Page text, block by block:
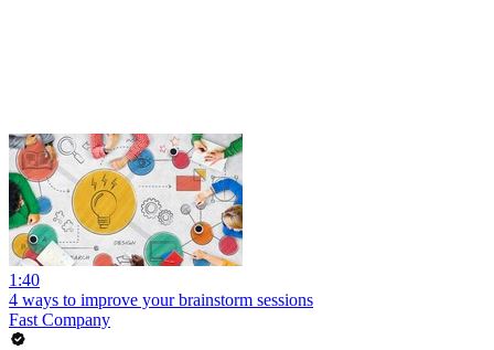
1:40
4 ways to improve your brainstorm sessions
Fast Company